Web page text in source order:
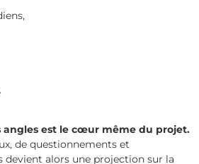
est le cœur même du projet.
de questionnements et
devient alors une projection sur la